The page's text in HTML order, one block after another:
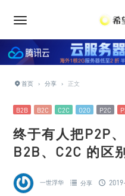
首页 › 分享 › 正文
B2B B2C C2C O2O P2C
终于有人把P2P
B2B、C2C 的区
一世浮华 分享
•
•
•
•
•